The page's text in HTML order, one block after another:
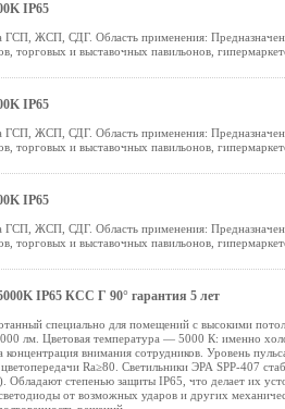
IP65
ГСП, ЖСП, СДГ. Область применения:
торговых и выставочных павильонов,
IP65
ГСП, ЖСП, СДГ. Область применения:
торговых и выставочных павильонов,
IP65
ГСП, ЖСП, СДГ. Область применения:
торговых и выставочных павильонов,
IP65 КСС Г 90° гарантия 5 лет
специально для помещений с высокими
лм. Цветовая температура — 5000 К: именно
внимания сотрудников. Уровень
Ra≥80. Светильники ЭРА SPP-407
степенью защиты IP65, что делает их
от возможных ударов и других